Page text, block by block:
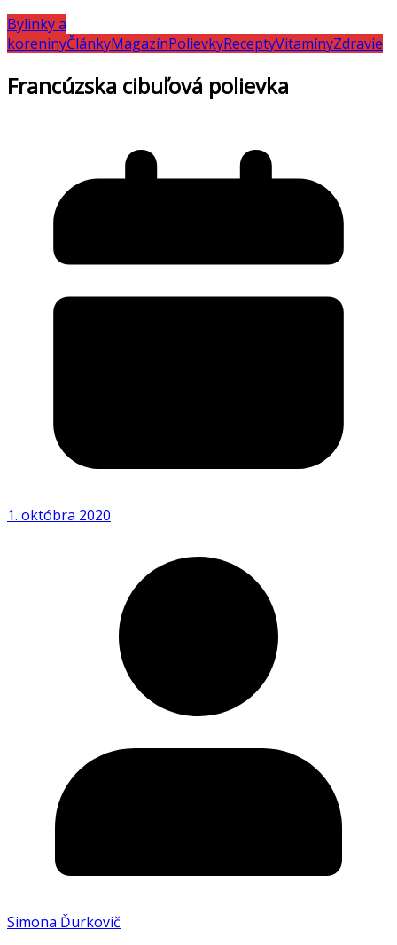
Bylinky a
koreninyČlánkyMagazínPolievkyReceptyVitamínyZdravie
Francúzska cibuľová polievka
1. októbra 2020
Simona Ďurkovič